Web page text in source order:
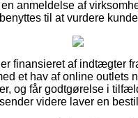
anmeldelse af
til at vurdere
finansieret af indtægter
et hav af online outlets
og får godtgørelse i
videre laver en